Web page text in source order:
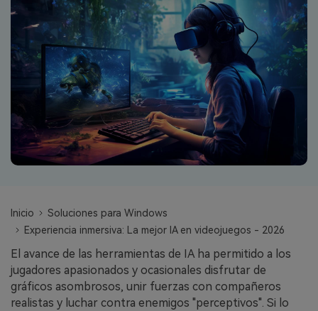
Recoverit Gratis
Recupera datos perdidos/eliminados gratis
Pruébalo Gratis
UBackit - Respaldar Datos
VER TODAS LAS FUNCIONES
search
Inicio
Soluciones para Windows
Experiencia inmersiva: La mejor IA en videojuegos - 2026
El avance de las herramientas de IA ha permitido a los
jugadores apasionados y ocasionales disfrutar de
gráficos asombrosos, unir fuerzas con compañeros
realistas y luchar contra enemigos "perceptivos". Si lo